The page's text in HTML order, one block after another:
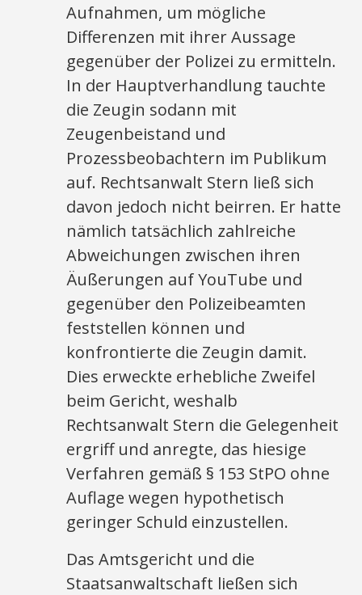
Aufnahmen, um mögliche
Differenzen mit ihrer Aussage
gegenüber der Polizei zu ermitteln.
In der Hauptverhandlung tauchte
die Zeugin sodann mit
Zeugenbeistand und
Prozessbeobachtern im Publikum
auf. Rechtsanwalt Stern ließ sich
davon jedoch nicht beirren. Er hatte
nämlich tatsächlich zahlreiche
Abweichungen zwischen ihren
Äußerungen auf YouTube und
gegenüber den Polizeibeamten
feststellen können und
konfrontierte die Zeugin damit.
Dies erweckte erhebliche Zweifel
beim Gericht, weshalb
Rechtsanwalt Stern die Gelegenheit
ergriff und anregte, das hiesige
Verfahren gemäß § 153 StPO ohne
Auflage wegen hypothetisch
geringer Schuld einzustellen.
Das Amtsgericht und die
Staatsanwaltschaft ließen sich